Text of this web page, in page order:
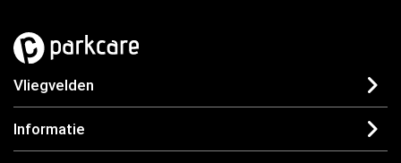
Vliegvelden
Informatie